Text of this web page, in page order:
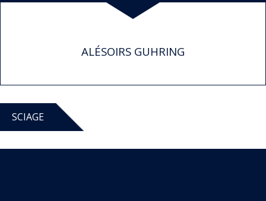
ALÉSOIRS GUHRING
SCIAGE